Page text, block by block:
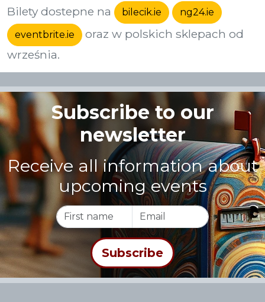
Bilety dostepne na
bilecik.ie
ng24.ie
eventbrite.ie
oraz w polskich sklepach od
września.
Subscribe to our
newsletter
Receive all information about
upcoming events